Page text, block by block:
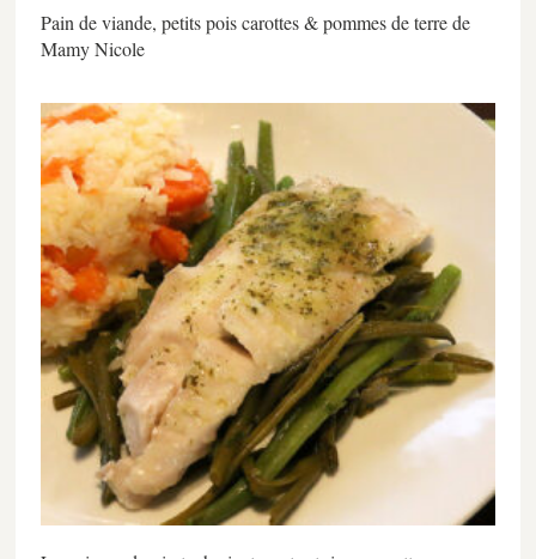
Pain de viande, petits pois carottes & pommes de terre de
Mamy Nicole